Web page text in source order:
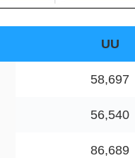
UU
58,697
56,540
86,689